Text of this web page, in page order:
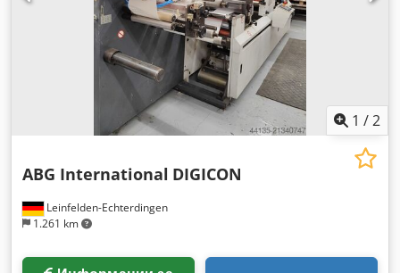
1 /2
Leinfelden-Echterdingen
1.261 km
ABG International DIGICON